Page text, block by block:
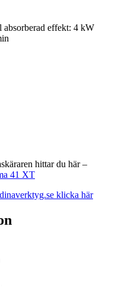
effekt: 4 kW
hittar du här –
41 XT
klicka här